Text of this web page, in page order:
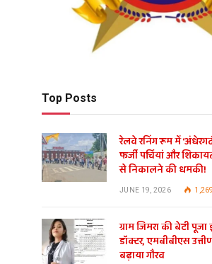
Top Posts
रेलवे रनिंग रूम में
फर्जी पर्चियां और
से निकालने की धमकी!
JUNE 19, 2026 1,269
ग्राम जिमरा की बेटी पूजा
डॉक्टर, एमबीबीएस
बढ़ाया गौरव